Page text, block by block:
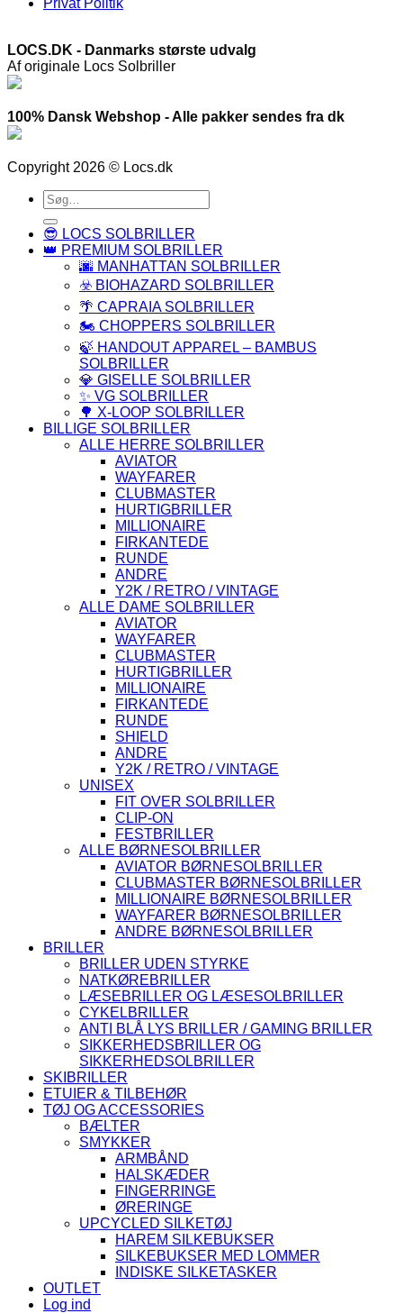
LOCS.DK - Danmarks største udvalg
Af originale Locs Solbriller
100% Dansk Webshop - Alle pakker sendes fra dk
Copyright 2026 © Locs.dk
Søg
efter:
😎 LOCS SOLBRILLER
👑 PREMIUM SOLBRILLER
🌆 MANHATTAN SOLBRILLER
☣️ BIOHAZARD SOLBRILLER
🌴 CAPRAIA SOLBRILLER
🏍️ CHOPPERS SOLBRILLER
🍃 HANDOUT APPAREL – BAMBUS
SOLBRILLER
💎 GISELLE SOLBRILLER
✨ VG SOLBRILLER
🌳 X-LOOP SOLBRILLER
BILLIGE SOLBRILLER
ALLE HERRE SOLBRILLER
AVIATOR
WAYFARER
CLUBMASTER
HURTIGBRILLER
MILLIONAIRE
FIRKANTEDE
RUNDE
ANDRE
Y2K / RETRO / VINTAGE
ALLE DAME SOLBRILLER
AVIATOR
WAYFARER
CLUBMASTER
HURTIGBRILLER
MILLIONAIRE
FIRKANTEDE
RUNDE
SHIELD
ANDRE
Y2K / RETRO / VINTAGE
UNISEX
FIT OVER SOLBRILLER
CLIP-ON
FESTBRILLER
ALLE BØRNESOLBRILLER
AVIATOR BØRNESOLBRILLER
CLUBMASTER BØRNESOLBRILLER
MILLIONAIRE BØRNESOLBRILLER
WAYFARER BØRNESOLBRILLER
ANDRE BØRNESOLBRILLER
BRILLER
BRILLER UDEN STYRKE
NATKØREBRILLER
LÆSEBRILLER OG LÆSESOLBRILLER
CYKELBRILLER
ANTI BLÅ LYS BRILLER / GAMING BRILLER
SIKKERHEDSBRILLER OG
SIKKERHEDSOLBRILLER
SKIBRILLER
ETUIER & TILBEHØR
TØJ OG ACCESSORIES
BÆLTER
SMYKKER
ARMBÅND
HALSKÆDER
FINGERRINGE
ØRERINGE
UPCYCLED SILKETØJ
HAREM SILKEBUKSER
SILKEBUKSER MED LOMMER
INDISKE SILKETASKER
OUTLET
Log ind